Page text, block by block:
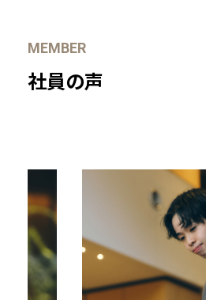
MEMBER
社員の声